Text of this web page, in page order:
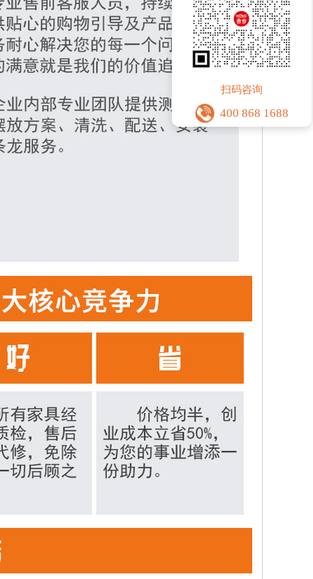
扫码咨询
400 868 1688